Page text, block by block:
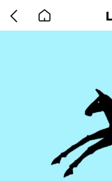
back
to